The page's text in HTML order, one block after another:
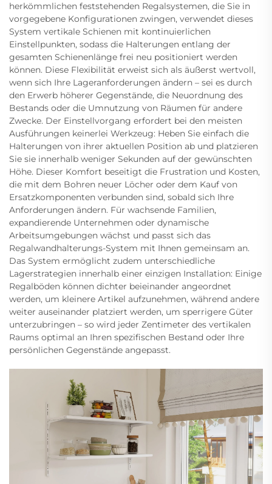
herkömmlichen feststehenden Regalsystemen, die Sie in
vorgegebene Konfigurationen zwingen, verwendet dieses
System vertikale Schienen mit kontinuierlichen
Einstellpunkten, sodass die Halterungen entlang der
gesamten Schienenlänge frei neu positioniert werden
können. Diese Flexibilität erweist sich als äußerst wertvoll,
wenn sich Ihre Lageranforderungen ändern – sei es durch
den Erwerb höherer Gegenstände, die Neuordnung des
Bestands oder die Umnutzung von Räumen für andere
Zwecke. Der Einstellvorgang erfordert bei den meisten
Ausführungen keinerlei Werkzeug: Heben Sie einfach die
Halterungen von ihrer aktuellen Position ab und platzieren
Sie sie innerhalb weniger Sekunden auf der gewünschten
Höhe. Dieser Komfort beseitigt die Frustration und Kosten,
die mit dem Bohren neuer Löcher oder dem Kauf von
Ersatzkomponenten verbunden sind, sobald sich Ihre
Anforderungen ändern. Für wachsende Familien,
expandierende Unternehmen oder dynamische
Arbeitsumgebungen wächst und passt sich das
Regalwandhalterungs-System mit Ihnen gemeinsam an.
Das System ermöglicht zudem unterschiedliche
Lagerstrategien innerhalb einer einzigen Installation: Einige
Regalböden können dichter beieinander angeordnet
werden, um kleinere Artikel aufzunehmen, während andere
weiter auseinander platziert werden, um sperrigere Güter
unterzubringen – so wird jeder Zentimeter des vertikalen
Raums optimal an Ihren spezifischen Bestand oder Ihre
persönlichen Gegenstände angepasst.